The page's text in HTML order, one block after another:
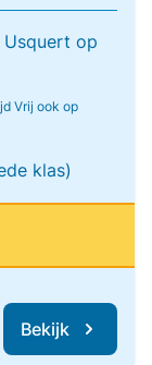
Usquert op
Vrij ook op
klas)
Bekijk